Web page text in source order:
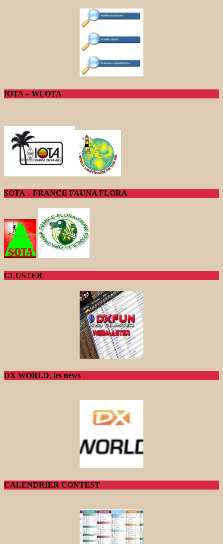
IOTA – WLOTA
SOTA – FRANCE FAUNA FLORA
CLUSTER
DX WORLD, les news
CALENDRIER CONTEST